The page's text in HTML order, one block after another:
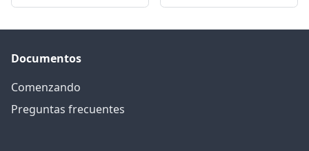
Documentos
Comenzando
Preguntas frecuentes